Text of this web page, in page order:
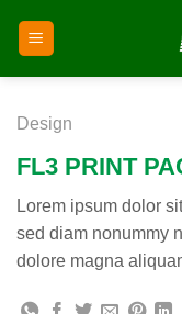
Design
FL3 PRINT
Lorem ipsum dolor
sed diam nonummy
dolore magna